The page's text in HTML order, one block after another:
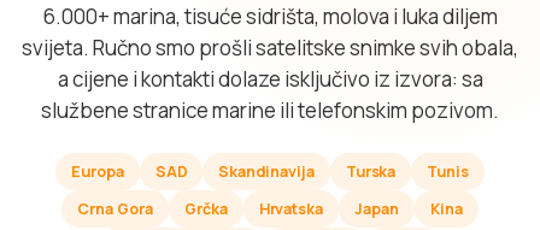
6.000+ marina, tisuće sidrišta, molova i luka diljem
svijeta. Ručno smo prošli satelitske snimke svih obala,
a cijene i kontakti dolaze isključivo iz izvora: sa
službene stranice marine ili telefonskim pozivom.
Europa SAD Skandinavija Turska
Tunis
Crna Gora
Grčka Hrvatska Japan
Kina